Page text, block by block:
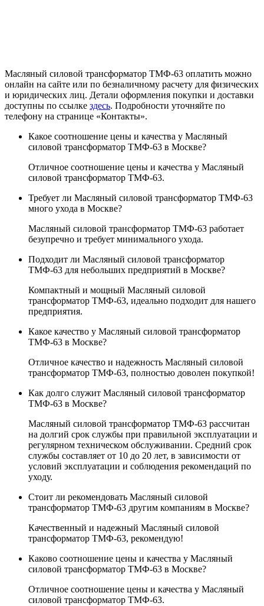
Масляный силовой трансформатор ТМФ-63 оплатить можно
онлайн на сайте или по безналичному расчету для физических
и юридических лиц. Детали оформления покупки и доставки
доступны по ссылке здесь. Подробности уточняйте по
телефону на странице «Контакты».
Какое соотношение цены и качества у Масляный
силовой трансформатор ТМФ-63 в Москве?
Отличное соотношение цены и качества у Масляный
силовой трансформатор ТМФ-63.
Требует ли Масляный силовой трансформатор ТМФ-63
много ухода в Москве?
Масляный силовой трансформатор ТМФ-63 работает
безупречно и требует минимального ухода.
Подходит ли Масляный силовой трансформатор
ТМФ-63 для небольших предприятий в Москве?
Компактный и мощный Масляный силовой
трансформатор ТМФ-63, идеально подходит для нашего
предприятия.
Какое качество у Масляный силовой трансформатор
ТМФ-63 в Москве?
Отличное качество и надежность Масляный силовой
трансформатор ТМФ-63, полностью доволен покупкой!
Как долго служит Масляный силовой трансформатор
ТМФ-63 в Москве?
Масляный силовой трансформатор ТМФ-63 рассчитан
на долгий срок службы при правильной эксплуатации и
регулярном техническом обслуживании. Средний срок
службы составляет от 10 до 20 лет, в зависимости от
условий эксплуатации и соблюдения рекомендаций по
уходу.
Стоит ли рекомендовать Масляный силовой
трансформатор ТМФ-63 другим компаниям в Москве?
Качественный и надежный Масляный силовой
трансформатор ТМФ-63, рекомендую!
Каково соотношение цены и качества у Масляный
силовой трансформатор ТМФ-63 в Москве?
Отличное соотношение цены и качества у Масляный
силовой трансформатор ТМФ-63.